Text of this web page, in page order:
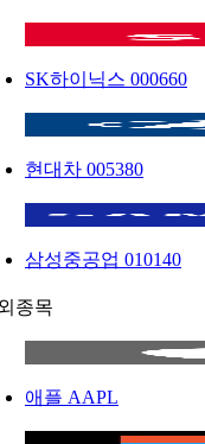
SK하이닉스 000660
현대차 005380
삼성중공업 010140
종목
애플 AAPL